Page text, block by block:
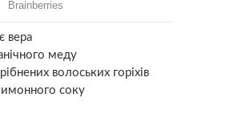
вера
меду
волоських горіхів
соку